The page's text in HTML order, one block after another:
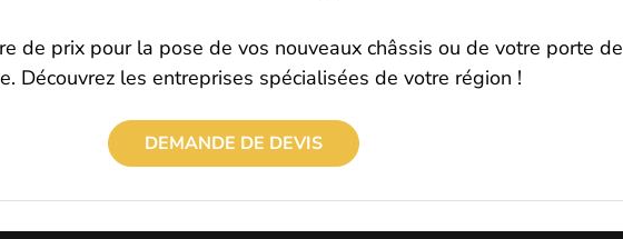
de prix pour la pose de vos nouveaux châssis ou de votre porte de
Découvrez les entreprises spécialisées de votre région !
DEMANDE DE DEVIS